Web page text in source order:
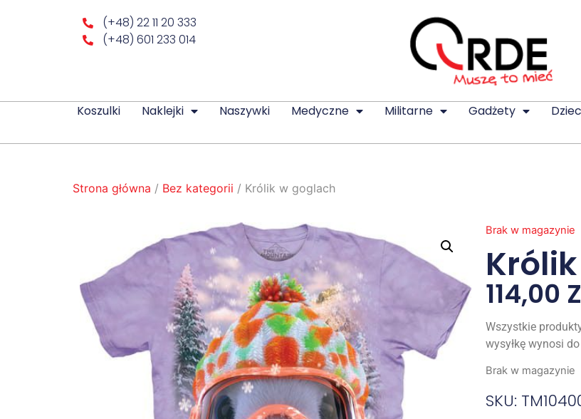
(+48) 22 11 20 333
(+48) 601 233 014
Koszulki Naklejki Naszywki Medyczne Militarne Gadżety
Strona główna / Bez kategorii / Królik w goglach
Brak w magazynie
114,00
Wszystkie
wysyłkę wynosi
Brak w magazynie
SKU: